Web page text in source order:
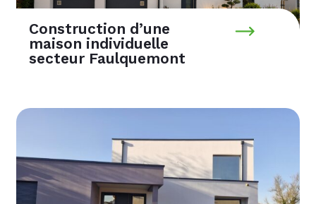
Construction d’une
maison individuelle
secteur Faulquemont